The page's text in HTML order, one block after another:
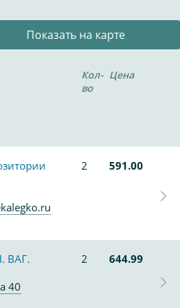
Показать на карте
Кол-
во
Цена
2 591.00
ВАГ. 2
644.99
40